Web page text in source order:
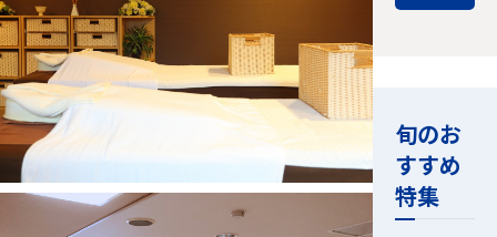
旬のお
すすめ
特集